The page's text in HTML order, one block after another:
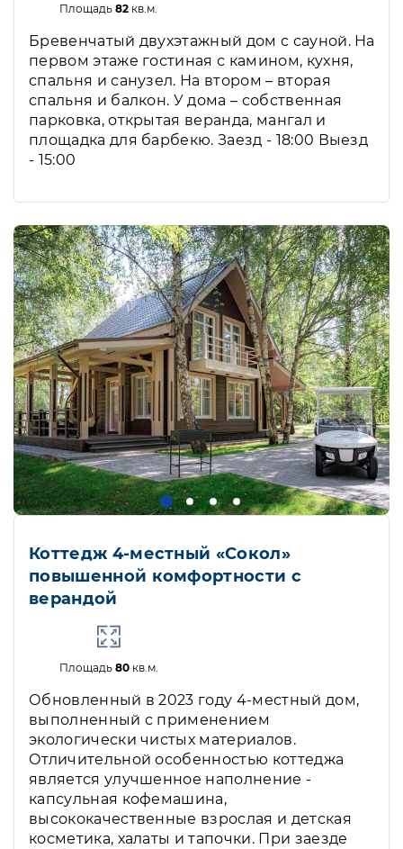
Площадь82 кв.м.
Бревенчатый двухэтажный дом с сауной. На
первом этаже гостиная с камином, кухня,
спальня и санузел. На втором – вторая
спальня и балкон. У дома – собственная
парковка, открытая веранда, мангал и
площадка для барбекю. Заезд - 18:00 Выезд
- 15:00
Коттедж 4-местный «Сокол»
повышенной комфортности с
верандой
Площадь 80кв.м.
Обновленный в 2023 году 4-местный дом,
выполненный с применением
экологически чистых материалов.
Отличительной особенностью коттеджа
является улучшенное наполнение -
капсульная кофемашина,
высококачественные взрослая и детская
косметика, халаты и тапочки. При заезде